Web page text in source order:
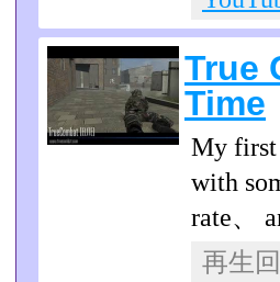
True
Time
My first
with
rate、
再生